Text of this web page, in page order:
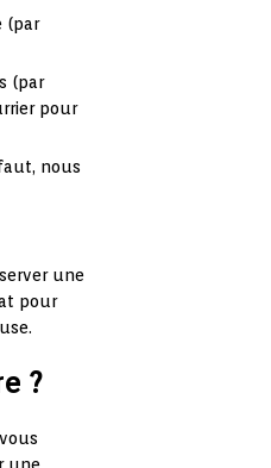
(par
(par
pour
nous
une
pour
?